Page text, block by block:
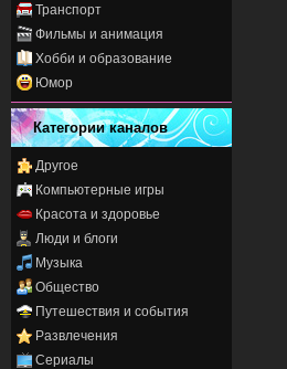
Транспорт
Фильмы и анимация
Хобби и образование
Юмор
Категории каналов
Другое
Компьютерные игры
Красота и здоровье
Люди и блоги
Музыка
Общество
Путешествия и события
Развлечения
Сериалы